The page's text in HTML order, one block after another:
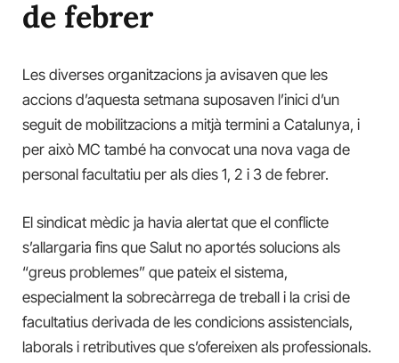
de febrer
Les diverses organitzacions ja avisaven que les
accions d’aquesta setmana suposaven l’inici d’un
seguit de mobilitzacions a mitjà termini a Catalunya, i
per això MC també ha convocat una nova vaga de
personal facultatiu per als dies 1, 2 i 3 de febrer.
El sindicat mèdic ja havia alertat que el conflicte
s’allargaria fins que Salut no aportés solucions als
“greus problemes” que pateix el sistema,
especialment la sobrecàrrega de treball i la crisi de
facultatius derivada de les condicions assistencials,
laborals i retributives que s’ofereixen als professionals.